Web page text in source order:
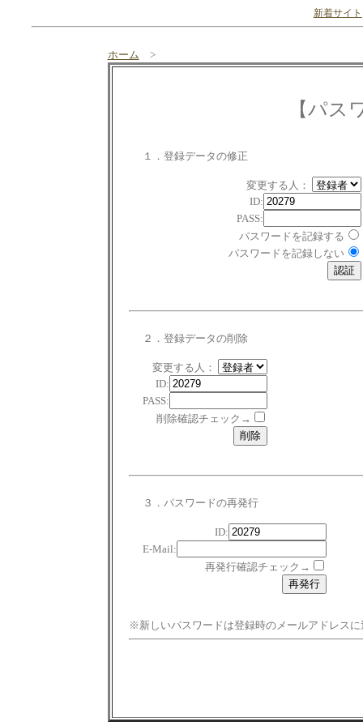
新着サイト
ホーム >
【パス
１．登録データの修正
変更する人：
ID:
PASS:
パスワードを記録する
パスワードを記録しない
２．登録データの削除
変更する人：
ID:
PASS:
削除確認チェック→
３．パスワードの再発行
ID:
E-Mail:
再発行確認チェック→
※新しいパスワードは登録時のメールアドレスに